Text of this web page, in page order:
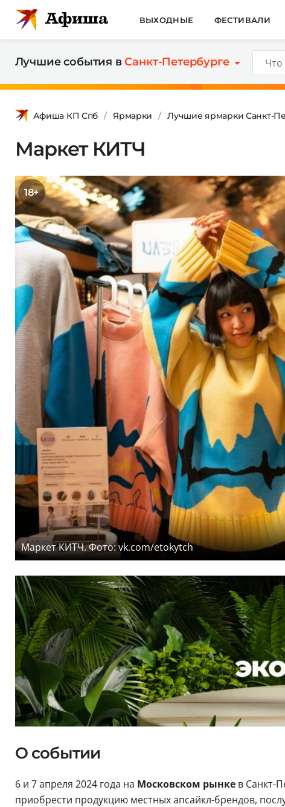
ВЫХОДНЫЕ ФЕСТИВАЛИ
Лучшие события вСанкт-Петербурге
Афиша КП Спб Ярмарки Лучшие ярмарки Санкт-
Маркет КИТЧ
18+
Маркет КИТЧ. Фото: vk.com/etokytch
О событии
6 и 7 апреля 2024 года на Московском рынкев Санкт-
приобрести продукцию местных апсайкл-брендов,